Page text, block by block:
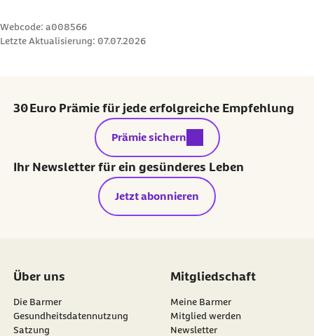
Webcode: a008566
Letzte Aktualisierung: 07.07.2026
30 Euro Prämie für jede erfolgreiche Empfehlung
externer Link:
Prämie sichern
Ihr Newsletter für ein gesünderes Leben
Jetzt abonnieren
Über uns
Die Barmer
Gesundheitsdatennutzung
Satzung
Mitgliedschaft
Meine Barmer
Mitglied werden
Newsletter